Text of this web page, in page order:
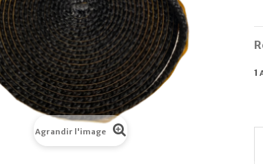
Agrandir l'image
1